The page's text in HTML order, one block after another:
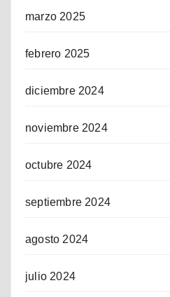
marzo 2025
febrero 2025
diciembre 2024
noviembre 2024
octubre 2024
septiembre 2024
agosto 2024
julio 2024